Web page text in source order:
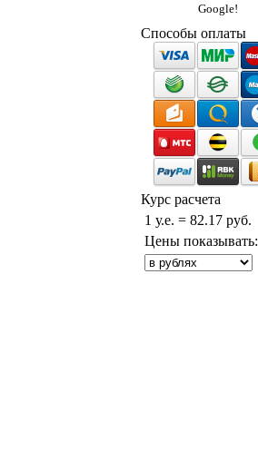
Google!
Способы оплаты
Курс расчета
1 у.е. = 82.17 руб.
Цены показывать: